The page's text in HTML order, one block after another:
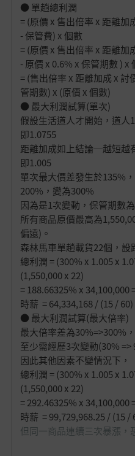
● 單趟總利潤
= (原價 x 售出倍率 x 距離加
- 保管費) x 個數
= (原價 x 售出倍率 x 距離加
- 原價 x 0.6% x 保管期數 ) x
= (售出倍率 x 距離加成 x 討
管期數) x (原價 x 個數)
● 最大利潤試算(單次)
假設生活道人才開始，道人
即1.0755
距離加成如上結論─越短越
即1.005
單次最大價差發生於135%
200%，變為300%
因為是1次變動，保管期數
所有商品原價最高為
偏遠)。
森林馬車單趟載貨22個，設
總利潤 = (300% x 1.005 x
(1,550,000 x 22)
= 188.66325% x 34,100,000
時薪 = 64,334,168 / (15 / 60)
● 最大利潤試算(最大倍率)
最大倍率差為30%=>300%，
至少需經歷3次變動(30% =>
因此其他因素不變情況下，
總利潤 = (300% x 1.005 x
(1,550,000 x 22)
= 292.46325% x 34,100,000
時薪 = 99,729,968.25 / (15 /
但同一商品連續三次暴漲，